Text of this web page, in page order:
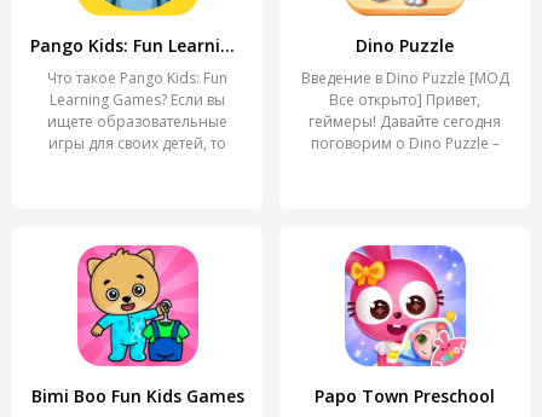
Pango Kids: Fun Learning Games
Что такое Pango Kids: Fun
Learning Games? Если вы
ищете образовательные
игры для своих детей, то
Dino Puzzle
Введение в Dino Puzzle [МОД
Все открыто] Привет,
геймеры! Давайте сегодня
поговорим о Dino Puzzle –
Bimi Boo Fun Kids Games Papo Town Preschool